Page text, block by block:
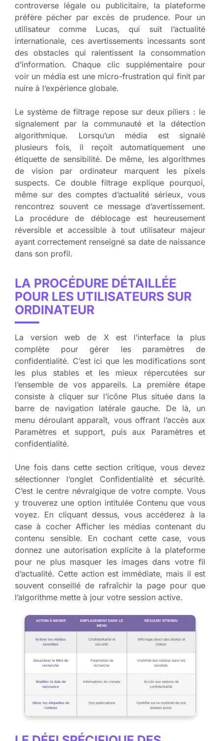
controverse légale ou publicitaire, la plateforme
préfère pécher par excès de prudence. Pour un
utilisateur comme Lucas, qui suit l’actualité
internationale, ces avertissements incessants sont
des obstacles qui ralentissent la consommation
d’information. Chaque clic supplémentaire pour
voir un média est une micro-frustration qui finit par
nuire à l’expérience globale.
Le système de filtrage repose sur deux piliers : le
signalement par la communauté et la détection
algorithmique. Lorsqu’un média est signalé
plusieurs fois, il reçoit automatiquement une
étiquette de sensibilité. De même, les algorithmes
de vision par ordinateur marquent les pixels
suspects. Ce double filtrage explique pourquoi,
même sur des comptes d’actualité sérieux, vous
rencontrez souvent ce message d’avertissement.
La procédure de déblocage est heureusement
réversible et accessible à tout utilisateur majeur
ayant correctement renseigné sa date de naissance
dans son profil.
LA PROCÉDURE DÉTAILLÉE
POUR LES UTILISATEURS SUR
ORDINATEUR
La version web de X est l’interface la plus
complète pour gérer les paramètres de
confidentialité. C’est ici que les modifications sont
les plus stables et les mieux répercutées sur
l’ensemble de vos appareils. La première étape
consiste à cliquer sur l’icône Plus située dans la
barre de navigation latérale gauche. De là, un
menu déroulant apparaît, vous offrant l’accès aux
Paramètres et support, puis aux Paramètres et
confidentialité.
Une fois dans cette section critique, vous devez
sélectionner l’onglet Confidentialité et sécurité.
C’est le centre névralgique de votre compte. Vous
y trouverez une option intitulée Contenu que vous
voyez. En cliquant dessus, vous accéderez à la
case à cocher Afficher les médias contenant du
contenu sensible. En cochant cette case, vous
donnez une autorisation explicite à la plateforme
pour ne plus masquer les images dans votre fil
d’actualité. Cette action est immédiate, mais il est
souvent conseillé de rafraîchir la page pour que
l’algorithme mette à jour votre session active.
ACTION À MENER
EMPLACEMENT DANS LE
MENU
RÉSULTAT ATTENDU
Activer les médias
sensibles
Confidentialité et
sécurité
Affichage direct des photos et
vidéos
Désactiver le filtre de
recherche
Paramètres de
recherche
Visibilité des médias dans les
résultats
Modifier la date de
naissance
Informations du compte
Accès aux options de
confidentialité
Gérer les étiquettes de
contenu
Vos publications
Contrôle sur la visibilité de vos
propres posts